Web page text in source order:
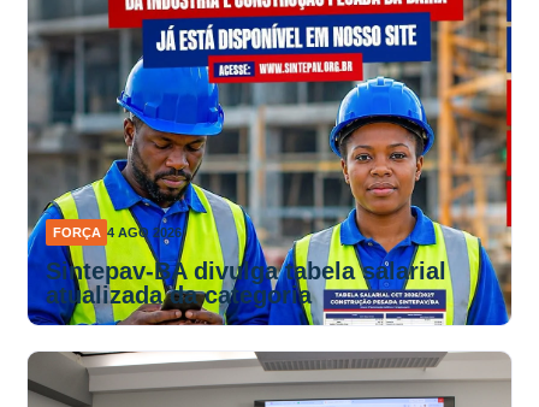
FORÇA 4 AGO 2026
Sintepav-BA divulga tabela salarial
atualizada da categoria